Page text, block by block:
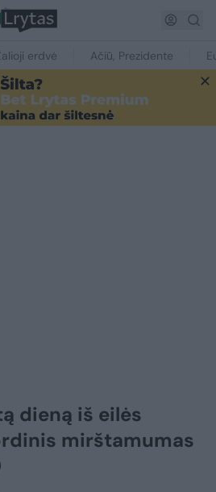
erdvė Ačiū, Prezidente
dieną iš eilės
mirštamumas